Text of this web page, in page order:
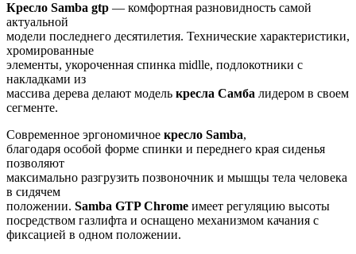
Кресло Samba gtp — комфортная разновидность самой
актуальной
модели последнего десятилетия. Технические характеристики,
хромированные
элементы, укороченная спинка midlle, подлокотники с
накладками из
массива дерева делают модель кресла Самба лидером в своем
сегменте.
Современное эргономичное кресло Samba,
благодаря особой форме спинки и переднего края сиденья
позволяют
максимально разгрузить позвоночник и мышцы тела человека
в сидячем
положении. Samba GTP Chrome имеет регуляцию высоты
посредством газлифта и оснащено механизмом качания с
фиксацией в одном положении.